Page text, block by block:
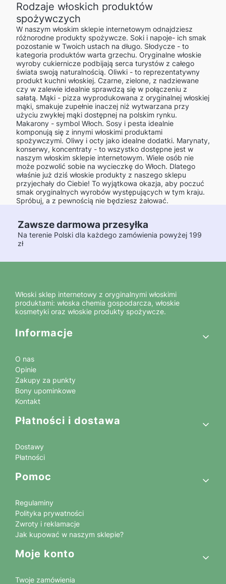
Rodzaje włoskich produktów
spożywczych
W naszym włoskim sklepie internetowym odnajdziesz
różnorodne produkty spożywcze. Soki i napoje- ich smak
pozostanie w Twoich ustach na długo. Słodycze - to
kategoria produktów warta grzechu. Oryginalne włoskie
wyroby cukiernicze podbijają serca turystów z całego
świata swoją naturalnością. Oliwki - to reprezentatywny
produkt kuchni włoskiej. Czarne, zielone, z nadziewane
czy w zalewie idealnie sprawdzą się w połączeniu z
sałatą. Mąki - pizza wyprodukowana z oryginalnej włoskiej
mąki, smakuje zupełnie inaczej niż wytwarzana przy
użyciu zwykłej mąki dostępnej na polskim rynku.
Makarony - symbol Włoch. Sosy i pesta idealnie
komponują się z innymi włoskimi produktami
spożywczymi. Oliwy i octy jako idealne dodatki. Marynaty,
konserwy, koncentraty - to wszystko dostępne jest w
naszym włoskim sklepie internetowym. Wiele osób nie
może pozwolić sobie na wycieczkę do Włoch. Dlatego
właśnie już dziś włoskie produkty z naszego sklepu
przyjechały do Ciebie! To wyjątkowa okazja, aby poczuć
smak oryginalnych wyrobów występujących w tym kraju.
Spróbuj, a z pewnością nie będziesz żałować.
Zawsze darmowa przesyłka
Na terenie Polski dla każdego zamówienia powyżej 199
zł
Włoski sklep internetowy z oryginalnymi włoskimi
produktami: włoska chemia gospodarcza, włoskie
kosmetyki oraz włoskie produkty spożywcze.
Linki w stopce
Informacje
O nas
Opinie
Zakupy za punkty
Bony upominkowe
Kontakt
Płatności i dostawa
Dostawy
Płatności
Pomoc
Regulaminy
Polityka prywatności
Zwroty i reklamacje
Jak kupować w naszym sklepie?
Moje konto
Twoje zamówienia